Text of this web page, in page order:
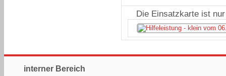
Die Einsatzkarte ist
interner Bereich